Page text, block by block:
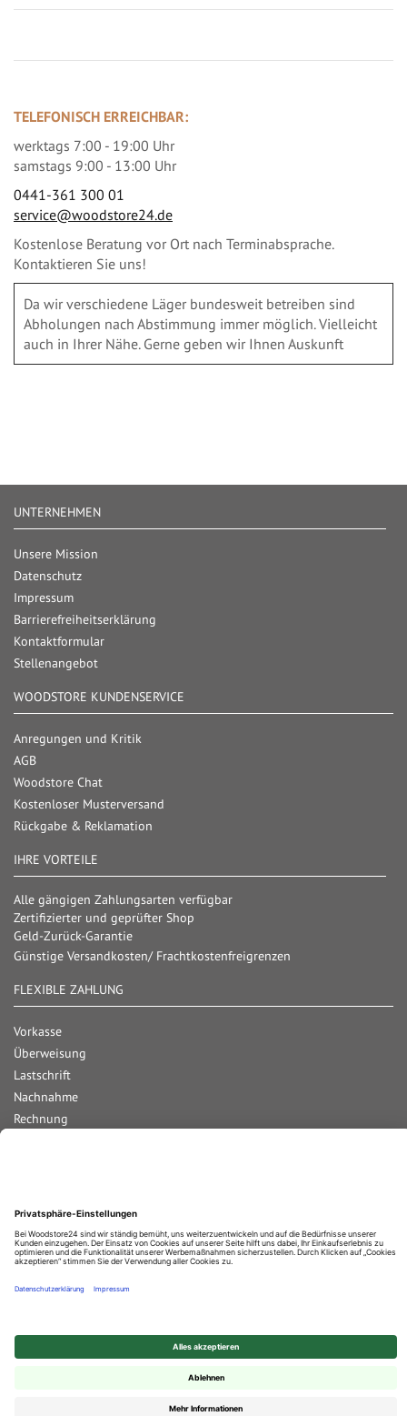
TELEFONISCH ERREICHBAR:
werktags 7:00 - 19:00 Uhr
samstags 9:00 - 13:00 Uhr
0441-361 300 01
service@woodstore24.de
Kostenlose Beratung vor Ort nach Terminabsprache.
Kontaktieren Sie uns!
Da wir verschiedene Läger bundesweit betreiben sind
Abholungen nach Abstimmung immer möglich. Vielleicht
auch in Ihrer Nähe. Gerne geben wir Ihnen Auskunft
UNTERNEHMEN
Unsere Mission
Datenschutz
Impressum
Barrierefreiheitserklärung
Kontaktformular
Stellenangebot
WOODSTORE KUNDENSERVICE
Anregungen und Kritik
AGB
Woodstore Chat
Kostenloser Musterversand
Rückgabe & Reklamation
IHRE VORTEILE
Alle gängigen Zahlungsarten verfügbar
Zertifizierter und geprüfter Shop
Geld-Zurück-Garantie
Günstige Versandkosten/ Frachtkostenfreigrenzen
FLEXIBLE ZAHLUNG
Vorkasse
Überweisung
Lastschrift
Nachnahme
Rechnung